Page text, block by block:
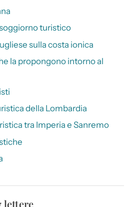
turistico
sulla costa ionica
la propongono intorno al
della Lombardia
tra Imperia e Sanremo
lettere